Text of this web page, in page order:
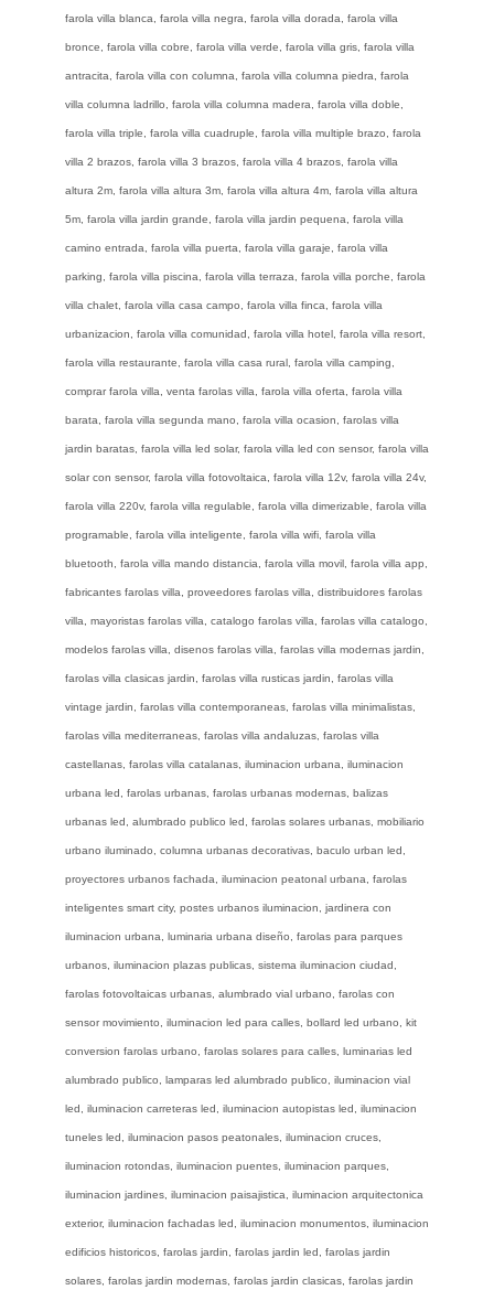
farola villa blanca, farola villa negra, farola villa dorada, farola villa
bronce, farola villa cobre, farola villa verde, farola villa gris, farola villa
antracita, farola villa con columna, farola villa columna piedra, farola
villa columna ladrillo, farola villa columna madera, farola villa doble,
farola villa triple, farola villa cuadruple, farola villa multiple brazo, farola
villa 2 brazos, farola villa 3 brazos, farola villa 4 brazos, farola villa
altura 2m, farola villa altura 3m, farola villa altura 4m, farola villa altura
5m, farola villa jardin grande, farola villa jardin pequena, farola villa
camino entrada, farola villa puerta, farola villa garaje, farola villa
parking, farola villa piscina, farola villa terraza, farola villa porche, farola
villa chalet, farola villa casa campo, farola villa finca, farola villa
urbanizacion, farola villa comunidad, farola villa hotel, farola villa resort,
farola villa restaurante, farola villa casa rural, farola villa camping,
comprar farola villa, venta farolas villa, farola villa oferta, farola villa
barata, farola villa segunda mano, farola villa ocasion, farolas villa
jardin baratas, farola villa led solar, farola villa led con sensor, farola villa
solar con sensor, farola villa fotovoltaica, farola villa 12v, farola villa 24v,
farola villa 220v, farola villa regulable, farola villa dimerizable, farola villa
programable, farola villa inteligente, farola villa wifi, farola villa
bluetooth, farola villa mando distancia, farola villa movil, farola villa app,
fabricantes farolas villa, proveedores farolas villa, distribuidores farolas
villa, mayoristas farolas villa, catalogo farolas villa, farolas villa catalogo,
modelos farolas villa, disenos farolas villa, farolas villa modernas jardin,
farolas villa clasicas jardin, farolas villa rusticas jardin, farolas villa
vintage jardin, farolas villa contemporaneas, farolas villa minimalistas,
farolas villa mediterraneas, farolas villa andaluzas, farolas villa
castellanas, farolas villa catalanas, iluminacion urbana, iluminacion
urbana led, farolas urbanas, farolas urbanas modernas, balizas
urbanas led, alumbrado publico led, farolas solares urbanas, mobiliario
urbano iluminado, columna urbanas decorativas, baculo urban led,
proyectores urbanos fachada, iluminacion peatonal urbana, farolas
inteligentes smart city, postes urbanos iluminacion, jardinera con
iluminacion urbana, luminaria urbana diseño, farolas para parques
urbanos, iluminacion plazas publicas, sistema iluminacion ciudad,
farolas fotovoltaicas urbanas, alumbrado vial urbano, farolas con
sensor movimiento, iluminacion led para calles, bollard led urbano, kit
conversion farolas urbano, farolas solares para calles, luminarias led
alumbrado publico, lamparas led alumbrado publico, iluminacion vial
led, iluminacion carreteras led, iluminacion autopistas led, iluminacion
tuneles led, iluminacion pasos peatonales, iluminacion cruces,
iluminacion rotondas, iluminacion puentes, iluminacion parques,
iluminacion jardines, iluminacion paisajistica, iluminacion arquitectonica
exterior, iluminacion fachadas led, iluminacion monumentos, iluminacion
edificios historicos, farolas jardin, farolas jardin led, farolas jardin
solares, farolas jardin modernas, farolas jardin clasicas, farolas jardin